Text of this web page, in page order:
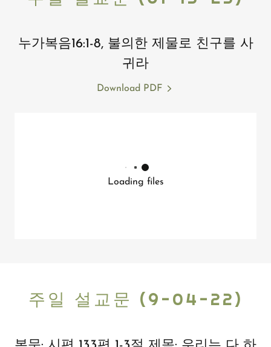
누가복음16:1-8, 불의한 제물로 친구를 사
귀라
Download PDF
Loading files
주일 설교문 (9-04-22)